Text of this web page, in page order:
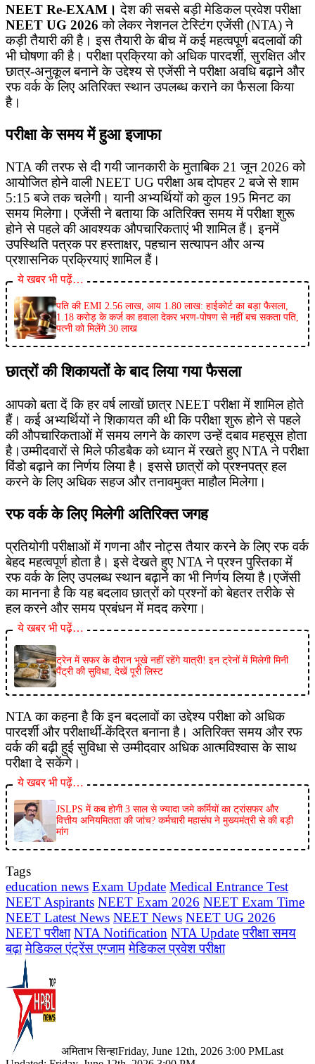
NEET Re-EXAM। देश की सबसे बड़ी मेडिकल प्रवेश परीक्षा
NEET UG 2026 को लेकर नेशनल टेस्टिंग एजेंसी (NTA) ने
कड़ी तैयारी की है। इस तैयारी के बीच में कई महत्वपूर्ण बदलावों की
भी घोषणा की है। परीक्षा प्रक्रिया को अधिक पारदर्शी, सुरक्षित और
छात्र-अनुकूल बनाने के उद्देश्य से एजेंसी ने परीक्षा अवधि बढ़ाने और
रफ वर्क के लिए अतिरिक्त स्थान उपलब्ध कराने का फैसला किया
है।
परीक्षा के समय में हुआ इजाफा
NTA की तरफ से दी गयी जानकारी के मुताबिक 21 जून 2026 को
आयोजित होने वाली NEET UG परीक्षा अब दोपहर 2 बजे से शाम
5:15 बजे तक चलेगी। यानी अभ्यर्थियों को कुल 195 मिनट का
समय मिलेगा। एजेंसी ने बताया कि अतिरिक्त समय में परीक्षा शुरू
होने से पहले की आवश्यक औपचारिकताएं भी शामिल हैं। इनमें
उपस्थिति पत्रक पर हस्ताक्षर, पहचान सत्यापन और अन्य
प्रशासनिक प्रक्रियाएं शामिल हैं।
ये खबर भी पढ़ें…
पति की EMI 2.56 लाख, आय 1.80 लाख: हाईकोर्ट का बड़ा फैसला,
1.18 करोड़ के कर्ज का हवाला देकर भरण-पोषण से नहीं बच सकता पति,
पत्नी को मिलेंगे 30 लाख
छात्रों की शिकायतों के बाद लिया गया फैसला
आपको बता दें कि हर वर्ष लाखों छात्र NEET परीक्षा में शामिल होते
हैं। कई अभ्यर्थियों ने शिकायत की थी कि परीक्षा शुरू होने से पहले
की औपचारिकताओं में समय लगने के कारण उन्हें दबाव महसूस होता
है।उम्मीदवारों से मिले फीडबैक को ध्यान में रखते हुए NTA ने परीक्षा
विंडो बढ़ाने का निर्णय लिया है। इससे छात्रों को प्रश्नपत्र हल
करने के लिए अधिक सहज और तनावमुक्त माहौल मिलेगा।
रफ वर्क के लिए मिलेगी अतिरिक्त जगह
प्रतियोगी परीक्षाओं में गणना और नोट्स तैयार करने के लिए रफ वर्क
बेहद महत्वपूर्ण होता है। इसे देखते हुए NTA ने प्रश्न पुस्तिका में
रफ वर्क के लिए उपलब्ध स्थान बढ़ाने का भी निर्णय लिया है।एजेंसी
का मानना है कि यह बदलाव छात्रों को प्रश्नों को बेहतर तरीके से
हल करने और समय प्रबंधन में मदद करेगा।
ये खबर भी पढ़ें…
ट्रेन में सफर के दौरान भूखे नहीं रहेंगे यात्री! इन ट्रेनों में मिलेगी मिनी
पैंट्री की सुविधा, देखें पूरी लिस्ट
NTA का कहना है कि इन बदलावों का उद्देश्य परीक्षा को अधिक
पारदर्शी और परीक्षार्थी-केंद्रित बनाना है। अतिरिक्त समय और रफ
वर्क की बढ़ी हुई सुविधा से उम्मीदवार अधिक आत्मविश्वास के साथ
परीक्षा दे सकेंगे।
ये खबर भी पढ़ें…
JSLPS में कब होगी 3 साल से ज्यादा जमे कर्मियों का ट्रांसफर और
वित्तीय अनियमितता की जांच? कर्मचारी महासंघ ने मुख्यमंत्री से की बड़ी
मांग
Tags
education news Exam Update Medical Entrance Test
NEET Aspirants NEET Exam 2026 NEET Exam Time
NEET Latest News NEET News NEET UG 2026
NEET परीक्षा NTA Notification NTA Update परीक्षा समय
बढ़ा मेडिकल एंट्रेंस एग्जाम मेडिकल प्रवेश परीक्षा
अमिताभ सिन्हाFriday, June 12th, 2026 3:00 PMLast